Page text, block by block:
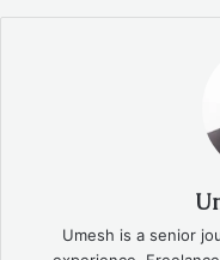
Umesh is a senior